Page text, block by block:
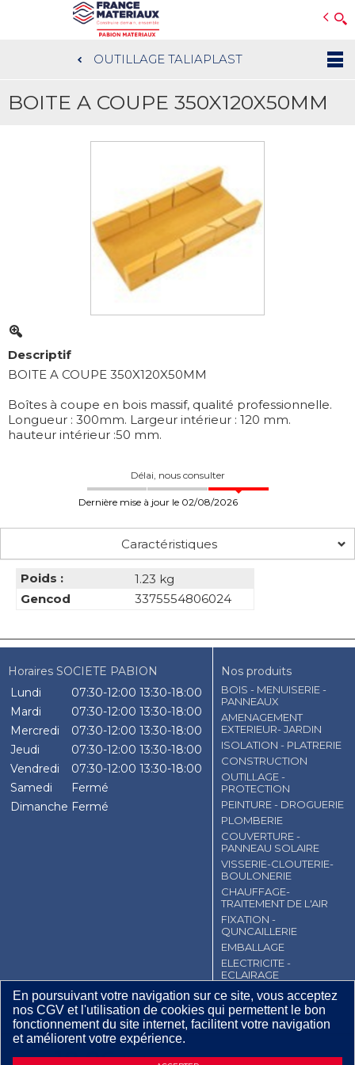
En poursuivant votre navigation sur ce site, vous acceptez
nos CGV et l'utilisation de cookies qui permettent le bon
fonctionnement du site internet, facilitent votre navigation
et améliorent votre expérience.
au
contenu
OUTILLAGE TALIAPLAST
BOITE A COUPE 350X120X50MM
Descriptif
BOITE A COUPE 350X120X50MM
Boîtes à coupe en bois massif, qualité professionnelle.
Longueur : 300mm. Largeur intérieur : 120 mm.
hauteur intérieur :50 mm.
Délai, nous consulter
Dernière mise à jour le 02/08/2026
€TTC / Pièce
Caractéristiques
Poids :
1.23 kg
Gencod
3375554806024
Horaires SOCIETE PABION
Lundi
07:30-12:00 13:30-18:00
Mardi
07:30-12:00 13:30-18:00
Mercredi
07:30-12:00 13:30-18:00
Jeudi
07:30-12:00 13:30-18:00
Vendredi
07:30-12:00 13:30-18:00
Samedi
Fermé
Dimanche Fermé
Nos produits
BOIS - MENUISERIE -
PANNEAUX
AMENAGEMENT
EXTERIEUR- JARDIN
ISOLATION - PLATRERIE
CONSTRUCTION
OUTILLAGE -
PROTECTION
PEINTURE - DROGUERIE
PLOMBERIE
COUVERTURE -
PANNEAU SOLAIRE
VISSERIE-CLOUTERIE-
BOULONERIE
CHAUFFAGE-
TRAITEMENT DE L'AIR
FIXATION -
QUNCAILLERIE
EMBALLAGE
ELECTRICITE -
ECLAIRAGE
CGV Contact
Mentions légales
Plan du site